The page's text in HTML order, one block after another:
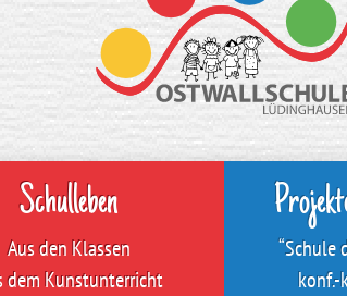
Schulleben
Aus den Klassen
dem Kunstunterricht
“Schule
konf.-